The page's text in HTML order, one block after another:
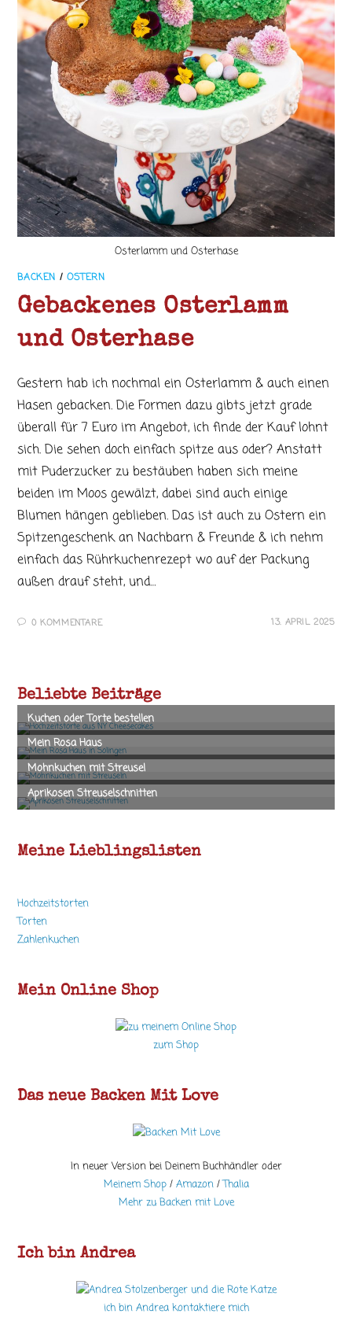
Osterlamm und Osterhase
BACKEN / OSTERN
Gebackenes Osterlamm
und Osterhase
Gestern hab ich nochmal ein Osterlamm & auch einen
Hasen gebacken. Die Formen dazu gibts jetzt grade
überall für 7 Euro im Angebot, ich finde der Kauf lohnt
sich. Die sehen doch einfach spitze aus oder? Anstatt
mit Puderzucker zu bestäuben haben sich meine
beiden im Moos gewälzt, dabei sind auch einige
Blumen hängen geblieben. Das ist auch zu Ostern ein
Spitzengeschenk an Nachbarn & Freunde & ich nehm
einfach das Rührkuchenrezept wo auf der Packung
außen drauf steht, und…
0 KOMMENTARE 13. APRIL 2025
Beliebte Beiträge
Meine Lieblingslisten
Hochzeitstorten
Torten
Zahlenkuchen
Mein Online Shop
zum Shop
Das neue Backen Mit Love
In neuer Version bei Deinem Buchhändler oder
Meinem Shop/ Amazon/Thalia
Mehr zu Backen mit Love
Ich bin Andrea
ich bin Andrea kontaktiere mich